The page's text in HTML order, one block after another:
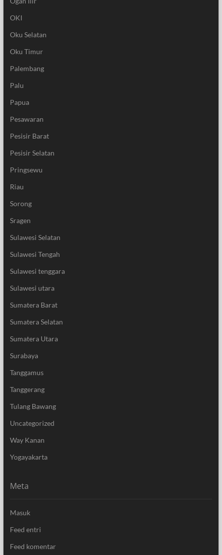
OKI
Oku Selatan
Oku Timur
Palembang
Palu
Papua
Pesawaran
Pesisir Barat
Pesisir Selatan
Pringsewu
Riau
Sorong
Sragen
Sulawesi Selatan
Sulawesi Tengah
Sulawesi tenggara
Sulawesi utara
Sumatera Barat
Sumatera Selatan
Sumatera Utara
Surabaya
Tanggamus
Tanggerang
Tulang Bawang
Uncategorized
Way Kanan
Yogayakarta
Meta
Masuk
Feed entri
Feed komentar